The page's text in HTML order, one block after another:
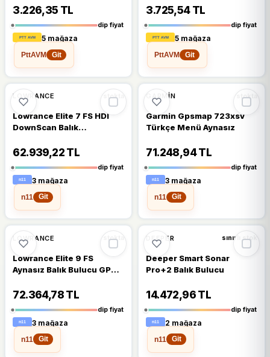
3.226,35 TL
dip fiyat
5 mağaza
PttAVM
Git
3.725,54 TL
dip fiyat
5 mağaza
PttAVM
Git
LOWRANCE stokta
Lowrance Elite 7 FS HDI
DownScan Balık
62.939,22 TL
dip fiyat
3 mağaza
n11
Git
GARMIN stokta
Garmin Gpsmap 723xsv
Türkçe Menü Aynasız
71.248,94 TL
dip fiyat
3 mağaza
n11
Git
%12
LOWRANCE stokta
Lowrance Elite 9 FS
Aynasız Balık Bulucu GPS
72.364,78 TL
dip fiyat
3 mağaza
n11
Git
%12
DEEPER sınırlı stok
Deeper Smart Sonar
Pro+2 Balık Bulucu
14.472,96 TL
dip fiyat
2 mağaza
n11
Git